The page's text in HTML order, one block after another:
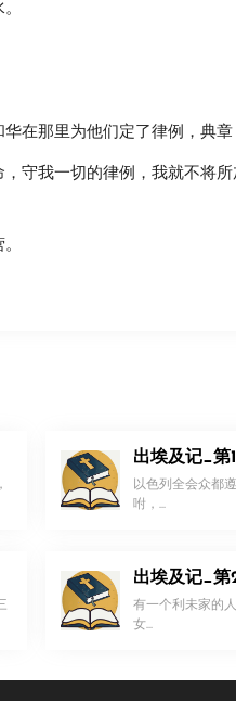
在那里为他们定了律例，典章
守我一切的律例，我就不将
出埃及记_第
以色列全会众都
咐，...
出埃及记_第
有一个利未家的
女...